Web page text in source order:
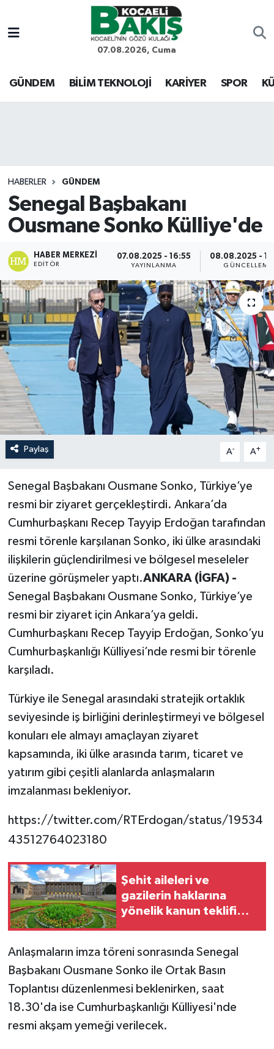
07.08.2026, Cuma
GÜNDEM BİLİM TEKNOLOJİ KARİYER SPOR
HABERLER GÜNDEM
Senegal Başbakanı
Ousmane Sonko Külliye'de
HABER MERKEZI
EDITÖR
07.08.2025 - 16:55
YAYINLANMA
08.08.2025 -
GÜNCELLEME
Paylaş A- A+
Senegal Başbakanı Ousmane Sonko, Türkiye’ye
resmi bir ziyaret gerçekleştirdi. Ankara’da
Cumhurbaşkanı Recep Tayyip Erdoğan tarafından
resmi törenle karşılanan Sonko, iki ülke arasındaki
ilişkilerin güçlendirilmesi ve bölgesel meseleler
üzerine görüşmeler yaptı.ANKARA (İGFA) -
Senegal Başbakanı Ousmane Sonko, Türkiye’ye
resmi bir ziyaret için Ankara’ya geldi.
Cumhurbaşkanı Recep Tayyip Erdoğan, Sonko’yu
Cumhurbaşkanlığı Külliyesi’nde resmi bir törenle
karşıladı.
Türkiye ile Senegal arasındaki stratejik ortaklık
seviyesinde iş birliğini derinleştirmeyi ve bölgesel
konuları ele almayı amaçlayan ziyaret
kapsamında, iki ülke arasında tarım, ticaret ve
yatırım gibi çeşitli alanlarda anlaşmaların
imzalanması bekleniyor.
https://twitter.com/RTErdogan/status/19534
43512764023180
Şehit aileleri ve
gazilerin haklarına
yönelik kanun teklifi
Anlaşmaların imza töreni sonrasında Senegal
Başbakanı Ousmane Sonko ile Ortak Basın
Toplantısı düzenlenmesi beklenirken, saat
18.30'da ise Cumhurbaşkanlığı Külliyesi'nde
resmi akşam yemeği verilecek.
Kocaeli Nöbetçi Eczaneler
Kocaeli Hava Durumu
Son Dakika Haberleri
Haber Arşivi